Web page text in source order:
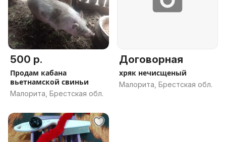
500 р.
Продам кабана
вьетнамской свиньи
Малорита, Брестская обл.
Договорная
хряк нечисщеный
Малорита, Брестская обл.